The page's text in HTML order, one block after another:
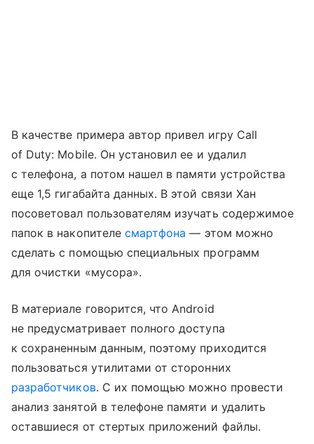
В качестве примера автор привел игру Call
of Duty: Mobile. Он установил ее и удалил
с телефона, а потом нашел в памяти устройства
еще 1,5 гигабайта данных. В этой связи Хан
посоветовал пользователям изучать содержимое
папок в накопителе смартфона — этом можно
сделать с помощью специальных программ
для очистки «мусора».
В материале говорится, что Android
не предусматривает полного доступа
к сохраненным данным, поэтому приходится
пользоваться утилитами от сторонних
разработчиков. С их помощью можно провести
анализ занятой в телефоне памяти и удалить
оставшиеся от стертых приложений файлы.